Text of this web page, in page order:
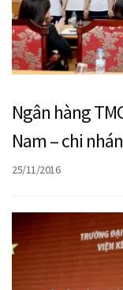
Ngân hàng
Nam – chi
cho100 sinh
25/11/2016